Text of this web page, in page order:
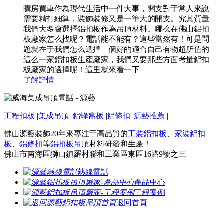
購房買車作為現代生活中一件大事，開支對于常人來說
需要精打細算，裝飾裝修又是一筆大的開支。究其質量
我們大多會選擇鋁扣板作為吊頂材料。哪么在佛山鋁扣
板廠家怎么找呢？電話能不能有？這些當然有！可是問
題就在于我們怎么選擇一個好的適合自己有物超所值的
這么一家鋁扣板生產廠家，我們又要那些方面考量鋁扣
板廠家的選擇呢！這里就來看一下
了解詳情
工程扣板 |集成吊頂 |鋁蜂窩板 |鋁條扣 |源藝推薦 |
佛山源藝裝飾20年來專注于高品質的工裝鋁扣板
家裝鋁扣
板
鋁條扣等鋁扣板吊頂材料研發和生產！
佛山市南海區獅山鎮羅村聯和工業區東區16路9號之三
熱線電話
產品中心
工程案例
返回首頁